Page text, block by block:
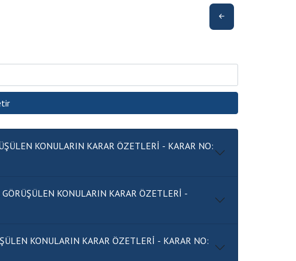
KARAR ÖZETLERİ - KARAR NO:
KONULARIN KARAR ÖZETLERİ -
KARAR ÖZETLERİ - KARAR NO: